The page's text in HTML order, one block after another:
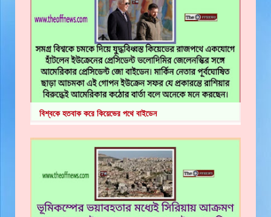
বিশ্বকে হতবাক করে কিয়েভের পথে বাইডেন